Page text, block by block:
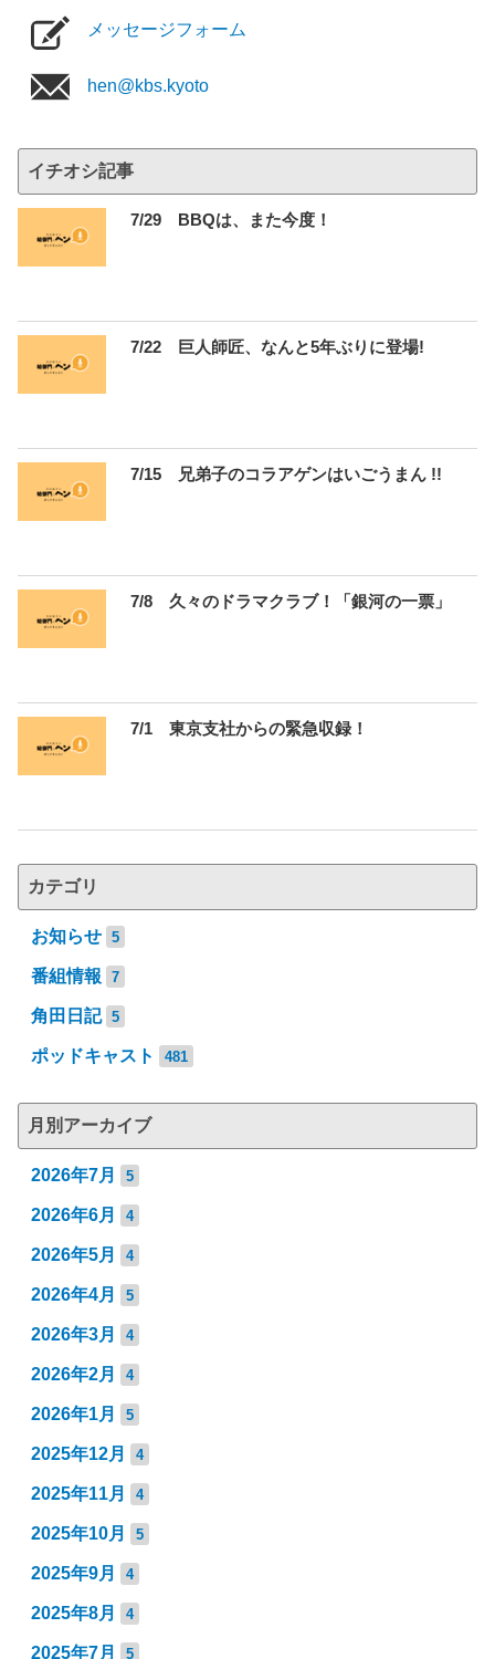
メッセージフォーム
hen@kbs.kyoto
イチオシ記事
7/29 BBQは、また今度！
7/22 巨人師匠、なんと5年ぶりに登場!
7/15 兄弟子のコラアゲンはいごうまん !!
7/8 久々のドラマクラブ！「銀河の一票」
7/1 東京支社からの緊急収録！
カテゴリ
お知らせ 5
番組情報 7
角田日記 5
ポッドキャスト 481
月別アーカイブ
2026年7月 5
2026年6月 4
2026年5月 4
2026年4月 5
2026年3月 4
2026年2月 4
2026年1月 5
2025年12月 4
2025年11月 4
2025年10月 5
2025年9月 4
2025年8月 4
2025年7月 5